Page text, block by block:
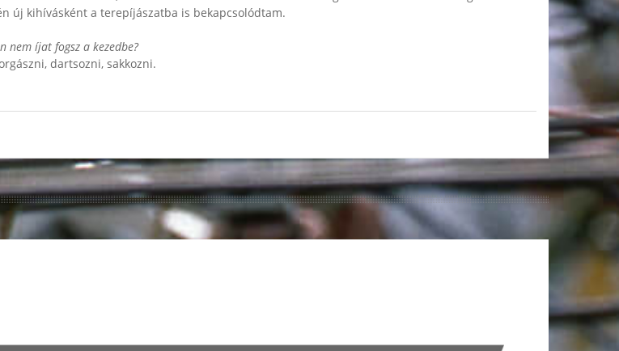
új kihívásként a terepíjászatba is bekapcsolódtam.
nem íjat fogsz a kezedbe?
dartsozni, sakkozni.